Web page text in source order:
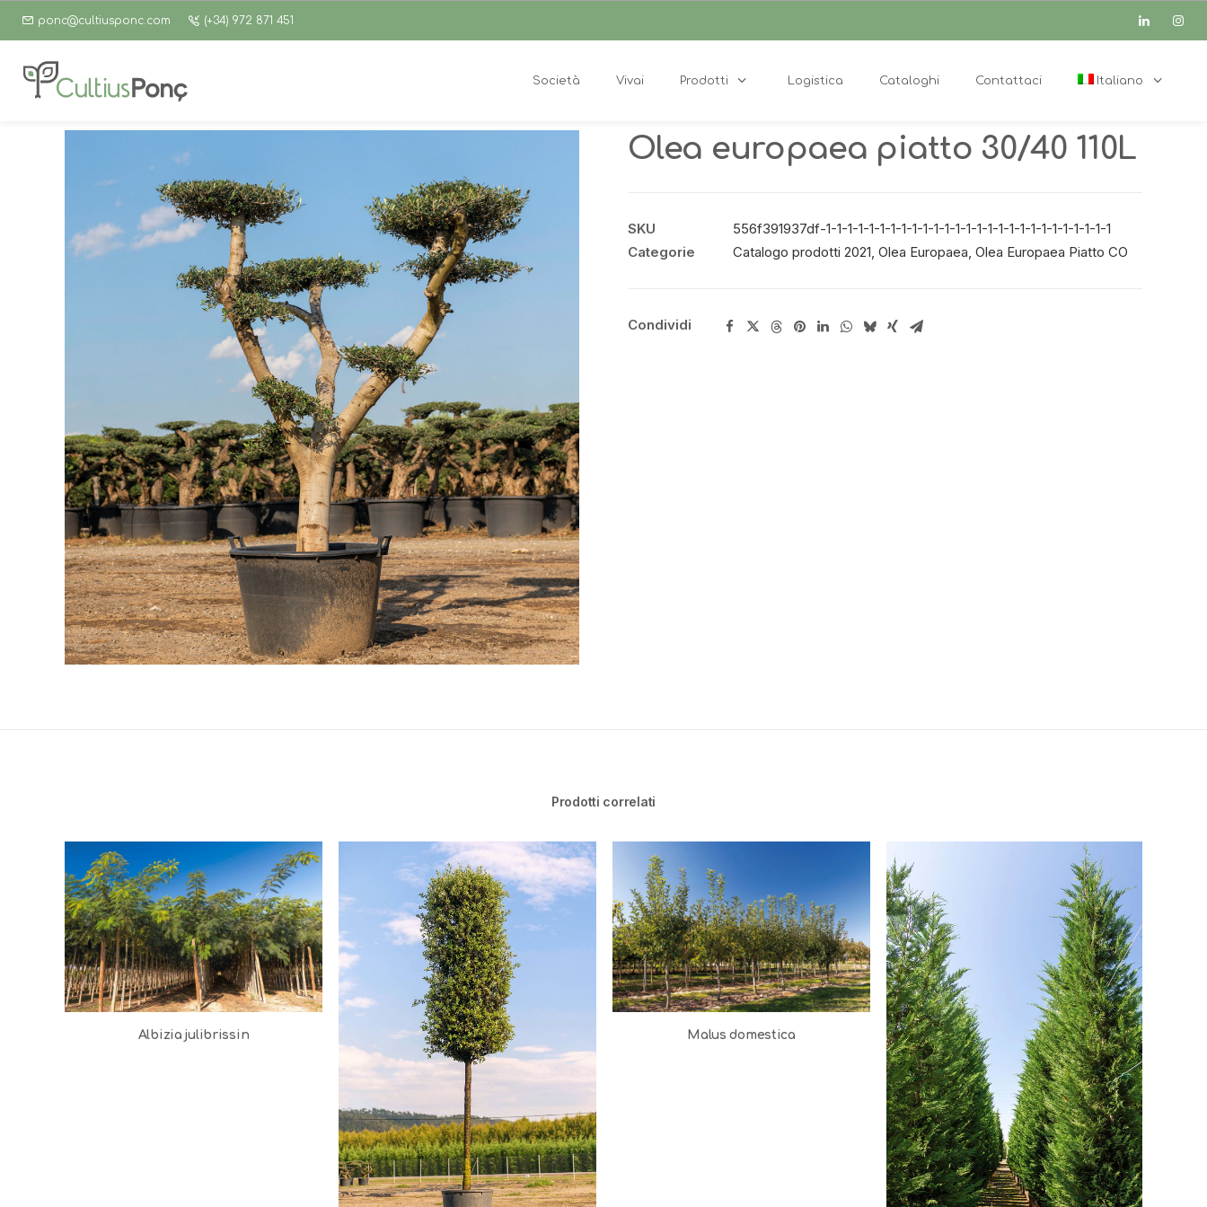
ponc@cultiusponc.com (+34) 972 871 451
Società Vivai Prodotti Logistica Cataloghi Contattaci Italiano
Olea europaea piatto 30/40 110L
SKU
556f391937df-1-1-1-1-1-1-1-1-1-1-1-1-1-1-1-1-1-1-1-1-1-1-1-1-1-1-1
Categorie
Catalogo prodotti 2021, Olea Europaea, Olea Europaea Piatto CO
Condividi
Prodotti correlati
Albizia julibrissin Malus domestica